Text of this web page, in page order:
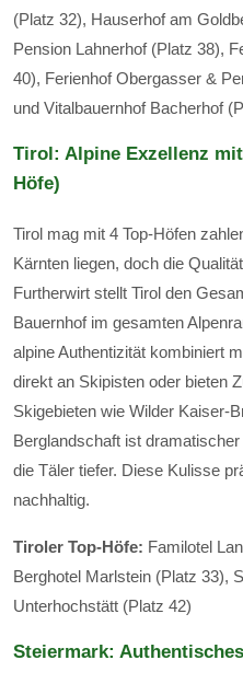
(Platz 32), Hauserhof am
Pension Lahnerhof (Platz 38),
40), Ferienhof Obergasser &
und Vitalbauernhof Bacherhof
Tirol: Alpine Exzellenz
Höfe)
Tirol mag mit 4 Top-Höfen
Kärnten liegen, doch die
Furtherwirt stellt Tirol den
Bauernhof im gesamten
alpine Authentizität kombiniert
direkt an Skipisten oder bieten
Skigebieten wie Wilder Kaiser-
Berglandschaft ist
die Täler tiefer. Diese Kulisse
nachhaltig.
Tiroler Top-Höfe: Familotel
Berghotel Marlstein (Platz 33),
Unterhochstätt (Platz 42)
Steiermark: